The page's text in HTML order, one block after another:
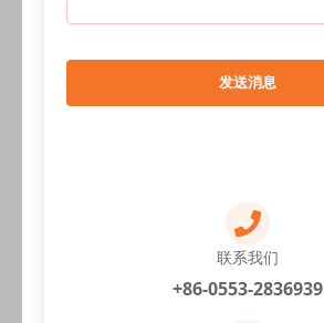
发送消息
联系我们
+86-0553-2836939